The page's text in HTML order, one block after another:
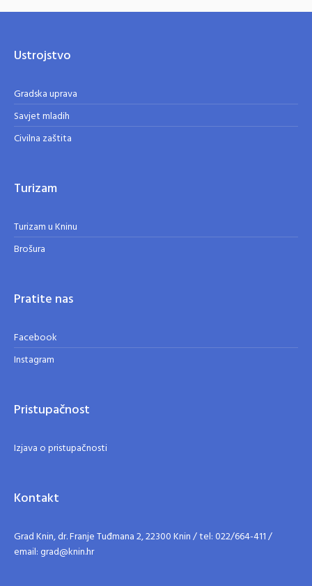
Ustrojstvo
Gradska uprava
Savjet mladih
Civilna zaštita
Turizam
Turizam u Kninu
Brošura
Pratite nas
Facebook
Instagram
Pristupačnost
Izjava o pristupačnosti
Kontakt
Grad Knin, dr. Franje Tuđmana 2, 22300 Knin / tel: 022/664-411 /
email: grad@knin.hr